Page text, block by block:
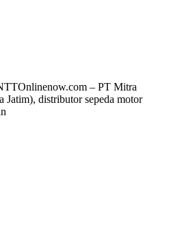
– PT Mitra
distributor sepeda motor